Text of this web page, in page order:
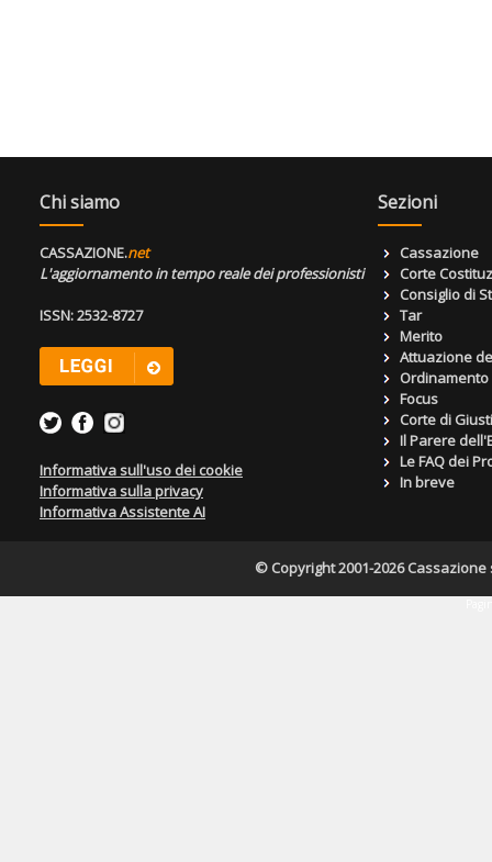
Chi siamo
CASSAZIONE.net
L'aggiornamento in tempo reale dei professionisti
ISSN: 2532-8727
Informativa sull'uso dei cookie
Informativa sulla privacy
Informativa Assistente AI
Sezioni
Cassazione
Corte
Consiglio di
Tar
Merito
Attuazione
Focus
Corte di
Il Parere
Le FAQ dei
In breve
© Copyright 2001-2026 Cassazione